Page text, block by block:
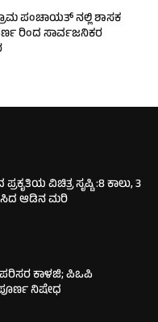
ಪಂಚಾಯತ್ ನಲ್ಲಿ ಶಾಸಕ
ರಿಂದ ಸಾರ್ವಜನಿಕರ
ವಿಚಿತ್ರ ಸೃಷ್ಟಿ :8 ಕಾಲು, 3
ಆಡಿನ ಮರಿ
ಪರಿಸರ ಕಾಳಜಿ; ಪಿಒಪಿ
ನಿಷೇಧ